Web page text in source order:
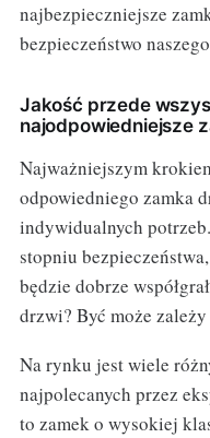
najbezpieczniejsze
bezpieczeństwo
Jakość przede
najodpowiedniejsze
Najważniejszym
odpowiedniego zamka
indywidualnych
stopniu
będzie dobrze
drzwi? Być może
Na rynku jest wiele
najpolecanych przez
to zamek o wysokiej